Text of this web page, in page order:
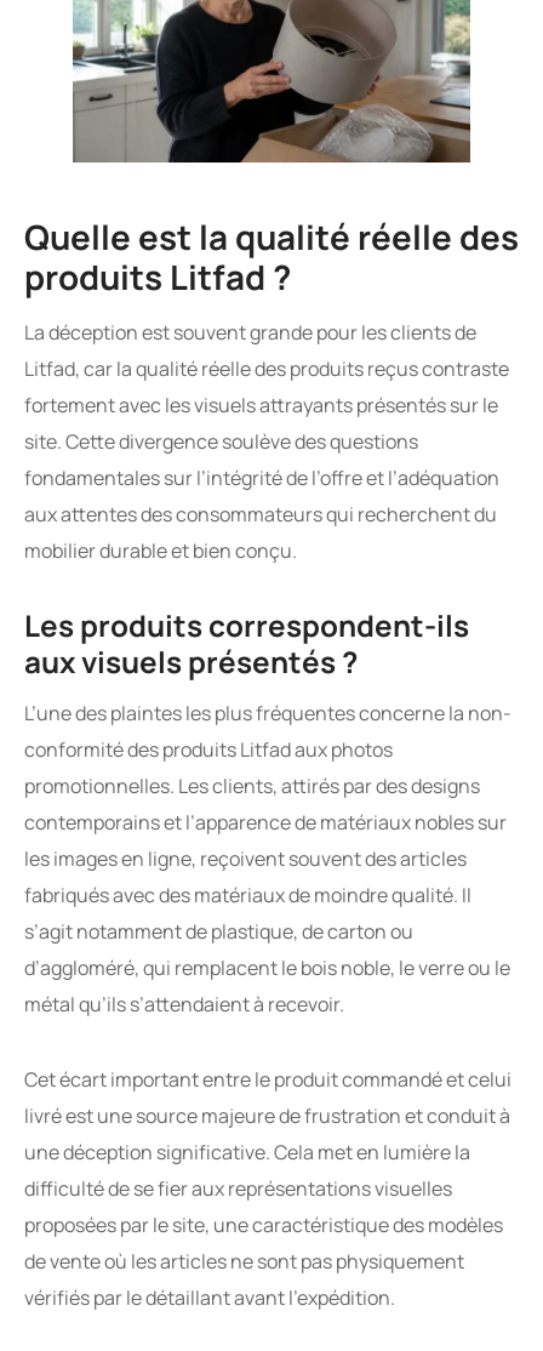
Quelle est la qualité réelle des
produits Litfad ?
La déception est souvent grande pour les clients de
Litfad, car la qualité réelle des produits reçus contraste
fortement avec les visuels attrayants présentés sur le
site. Cette divergence soulève des questions
fondamentales sur l’intégrité de l’offre et l’adéquation
aux attentes des consommateurs qui recherchent du
mobilier durable et bien conçu.
Les produits correspondent-ils
aux visuels présentés ?
L’une des plaintes les plus fréquentes concerne la non-
conformité des produits Litfad aux photos
promotionnelles. Les clients, attirés par des designs
contemporains et l’apparence de matériaux nobles sur
les images en ligne, reçoivent souvent des articles
fabriqués avec des matériaux de moindre qualité. Il
s’agit notamment de plastique, de carton ou
d’aggloméré, qui remplacent le bois noble, le verre ou le
métal qu’ils s’attendaient à recevoir.
Cet écart important entre le produit commandé et celui
livré est une source majeure de frustration et conduit à
une déception significative. Cela met en lumière la
difficulté de se fier aux représentations visuelles
proposées par le site, une caractéristique des modèles
de vente où les articles ne sont pas physiquement
vérifiés par le détaillant avant l’expédition.